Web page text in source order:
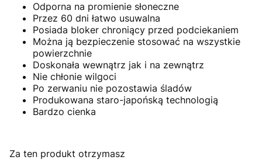
Odporna na promienie słoneczne
Przez 60 dni łatwo usuwalna
Posiada bloker chroniący przed podciekaniem
Można ją bezpieczenie stosować na wszystkie
powierzchnie
Doskonała wewnątrz jak i na zewnątrz
Nie chłonie wilgoci
Po zerwaniu nie pozostawia śladów
Produkowana staro-japońską technologią
Bardzo cienka
Za ten produkt otrzymasz